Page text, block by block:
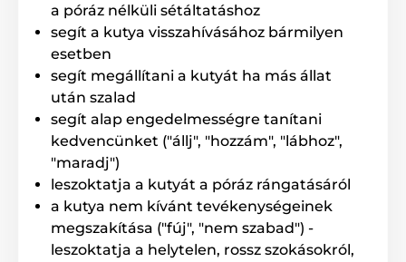
a megfelelő.
a póráz nélküli sétáltatáshoz
segít a kutya visszahívásához bármilyen
esetben
segít megállítani a kutyát ha más állat
után szalad
segít alap engedelmességre tanítani
kedvencünket ("állj", "hozzám", "lábhoz",
"maradj")
leszoktatja a kutyát a póráz rángatásáról
a kutya nem kívánt tevékenységeinek
megszakítása ("fúj", "nem szabad") -
leszoktatja a helytelen, rossz szokásokról,